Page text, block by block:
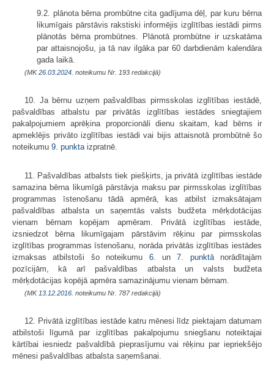
9.2. plānota bērna prombūtne cita gadījuma dēļ, par kuru bērna
likumīgais pārstāvis rakstiski informējis izglītības iestādi pirms
plānotās bērna prombūtnes. Plānotā prombūtne ir uzskatāma
par attaisnojošu, ja tā nav ilgāka par 60 darbdienām kalendāra
gada laikā.
(MK26.03.2024. noteikumu Nr. 193 redakcijā)
10. Ja bērnu uzņem pašvaldības pirmsskolas izglītības iestādē,
pašvaldības atbalstu par privātās izglītības iestādes sniegtajiem
pakalpojumiem aprēķina proporcionāli dienu skaitam, kad bērns ir
apmeklējis privāto izglītības iestādi vai bijis attaisnotā prombūtnē šo
noteikumu 9. punkta izpratnē.
11. Pašvaldības atbalsts tiek piešķirts, ja privātā izglītības iestāde
samazina bērna likumīgā pārstāvja maksu par pirmsskolas izglītības
programmas īstenošanu tādā apmērā, kas atbilst izmaksātajam
pašvaldības atbalsta un saņemtās valsts budžeta mērķdotācijas
vienam bērnam kopējam apmēram. Privātā izglītības iestāde,
izsniedzot bērna likumīgajam pārstāvim rēķinu par pirmsskolas
izglītības programmas īstenošanu, norāda privātās izglītības iestādes
izmaksas atbilstoši šo noteikumu 6. un7. punktānorādītajām
pozīcijām, kā arī pašvaldības atbalsta un valsts budžeta
mērķdotācijas kopējā apmēra samazinājumu vienam bērnam.
(MK 13.12.2016. noteikumu Nr. 787 redakcijā)
12. Privātā izglītības iestāde katru mēnesi līdz piektajam datumam
atbilstoši līgumā par izglītības pakalpojumu sniegšanu noteiktajai
kārtībai iesniedz pašvaldībā pieprasījumu vai rēķinu par iepriekšējo
mēnesi pašvaldības atbalsta saņemšanai.